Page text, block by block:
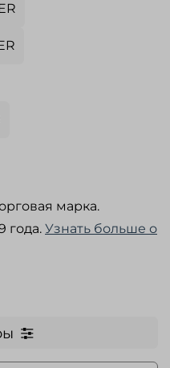
марка.
года. Узнать больше о